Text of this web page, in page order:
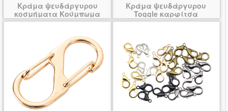
Κράμα ψευδάργυρου
κοσμήματα Κούμπωμα
Κράμα ψευδάργυρου
Toggle καρφίτσα